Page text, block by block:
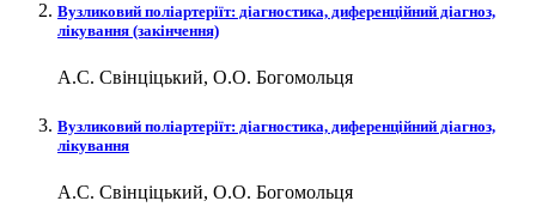
Вузликовий поліартеріїт: діагностика, диференційний діагноз,
лікування (закінчення)
А.С. Свінціцький, О.О. Богомольця
Вузликовий поліартеріїт: діагностика, диференційний діагноз,
лікування
А.С. Свінціцький, О.О. Богомольця